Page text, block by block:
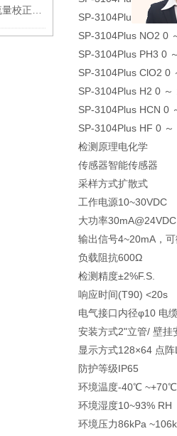
SP-3104Plus SO2 0
SP-3104Plus NO2 0
SP-3104Plus PH3 0
SP-3104Plus ClO2 0
SP-3104Plus H2 0
SP-3104Plus HCN 0
SP-3104Plus HF 0
检测原理电化学
传感器智能传感器
采样方式扩散式
工作电源10~30VDC
大功率30mA@24VDC
输出信号4~20mA，可
负载阻抗600Ω
检测精度±2%F.S.
响应时间(T90) <20s
电气接口内径φ10 电
安装方式2"立管/ 壁挂
显示方式128×64 点
防护等级IP65
环境温度-40℃ ~+70℃
环境湿度10~93% RH
环境压力86kPa